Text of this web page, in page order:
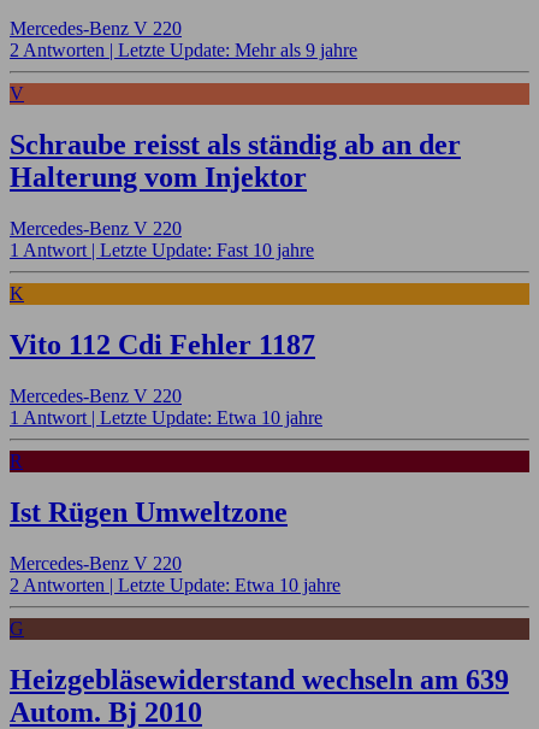
Mercedes-Benz V 220
2 Antworten | Letzte Update: Mehr als 9 jahre
V
Schraube reisst als ständig ab an der
Halterung vom Injektor
Mercedes-Benz V 220
1 Antwort | Letzte Update: Fast 10 jahre
K
Vito 112 Cdi Fehler 1187
Mercedes-Benz V 220
1 Antwort | Letzte Update: Etwa 10 jahre
R
Ist Rügen Umweltzone
Mercedes-Benz V 220
2 Antworten | Letzte Update: Etwa 10 jahre
G
Heizgebläsewiderstand wechseln am 639
Autom. Bj 2010